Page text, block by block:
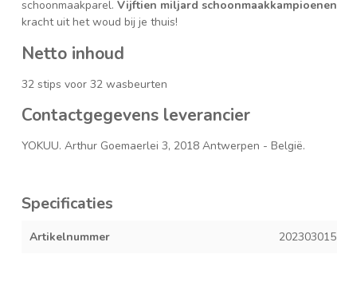
schoonmaakparel. Vijftien miljard schoonmaakkampioenen
kracht uit het woud bij je thuis!
Netto inhoud
32 stips voor 32 wasbeurten
Contactgegevens leverancier
YOKUU. Arthur Goemaerlei 3, 2018 Antwerpen - België.
Specificaties
Artikelnummer 202303015